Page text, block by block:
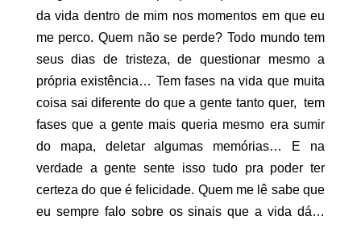
da vida dentro de mim nos momentos em que eu
me perco. Quem não se perde? Todo mundo tem
seus dias de tristeza, de questionar mesmo a
própria existência… Tem fases na vida que muita
coisa sai diferente do que a gente tanto quer, tem
fases que a gente mais queria mesmo era sumir
do mapa, deletar algumas memórias… E na
verdade a gente sente isso tudo pra poder ter
certeza do que é felicidade. Quem me lê sabe que
eu sempre falo sobre os sinais que a vida dá…